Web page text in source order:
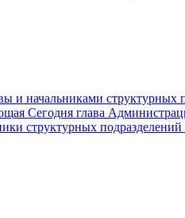
и начальниками
Сегодня глава
структурных